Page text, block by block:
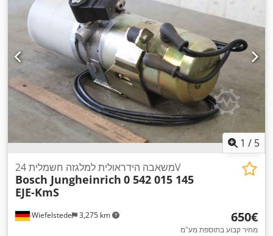
1 / 5
Wiefelstede 3,275 km
משאבה הידראולית למלגזה חשמלית 24V
Bosch Jungheinrich 0 542 015 145
EJE-KmS
‏650 ‏€
מחיר קבוע בתוספת מע"מ